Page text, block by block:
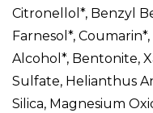
Citronellol*, Benzyl
Farnesol*,
Alcohol*, Bentonite,
Sulfate, Helianthus
Silica, Magnesium